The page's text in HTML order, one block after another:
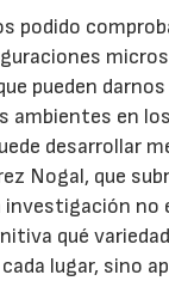
podido
pueden
ambientes en
desarrollar
Nogal, que
investigación no
qué
lugar, sino